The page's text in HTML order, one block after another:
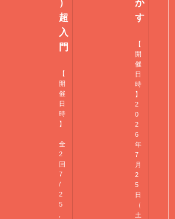
）
超
入
門
【
開
催
日
時
】
全
2
回
7
/
2
5
か
す
【
開
催
日
時
】
2
0
2
6
年
7
月
2
5
日
（
土